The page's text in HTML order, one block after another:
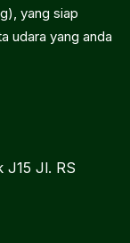
yang siap
udara yang anda
J15 Jl. RS